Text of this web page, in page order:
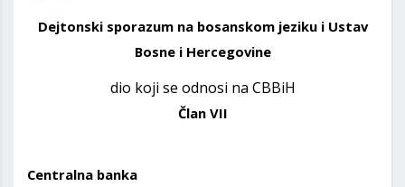
Dejtonski sporazum na bosanskom jeziku i Ustav
Bosne i Hercegovine
dio koji se odnosi na CBBiH
Član VII
Centralna banka